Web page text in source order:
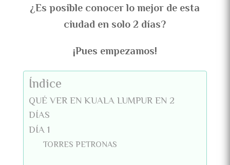
¿Es posible conocer lo mejor de esta
ciudad en solo 2 días?
¡Pues empezamos!
Índice
QUÉ VER EN KUALA LUMPUR EN 2
DÍAS
DÍA 1
TORRES PETRONAS